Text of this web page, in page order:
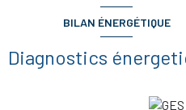
BILAN ÉNERGÉTIQUE
Diagnostics